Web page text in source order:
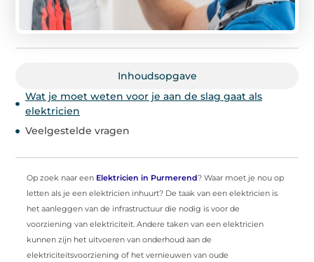
Inhoudsopgave
Wat je moet weten voor je aan de slag gaat als
elektricien
Veelgestelde vragen
Op zoek naar een Elektricien in Purmerend? Waar moet je nou op
letten als je een elektricien inhuurt? De taak van een elektricien is
het aanleggen van de infrastructuur die nodig is voor de
voorziening van elektriciteit. Andere taken van een elektricien
kunnen zijn het uitvoeren van onderhoud aan de
elektriciteitsvoorziening of het vernieuwen van oude